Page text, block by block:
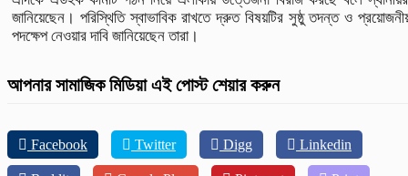
জানিয়েছেন। পরিস্থিতি স্বাভাবিক রাখতে দ্রুত বিষয়টির সুষ্ঠু তদন্ত ও
পদক্ষেপ নেওয়ার দাবি জানিয়েছেন তারা।
আপনার সামাজিক মিডিয়া এই পোস্ট শেয়ার করুন
Facebook Twitter Digg Linkedin